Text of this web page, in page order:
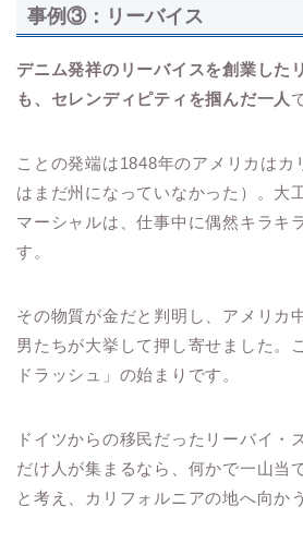
事例③：リーバイス
デニム発祥のリーバイスを創業した
も、セレンディピティを掴んだ一人
ことの発端は1848年のアメリカはカ
はまだ州になっていなかった）。大
マーシャルは、仕事中に偶然キラキ
す。
その物質が金だと判明し、アメリカ
男たちが大挙して押し寄せました。
ドラッシュ」の始まりです。
ドイツからの移民だったリーバイ・
だけ人が集まるなら、何かで一山当
と考え、カリフォルニアの地へ向か